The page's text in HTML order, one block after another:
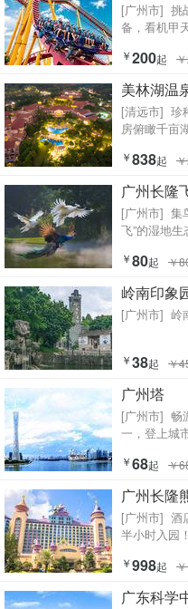
[广州市]
备，看机甲
￥200起
美林湖温
[清远市]
房俯瞰千亩
￥838起
广州长隆
[广州市]
飞”的湿地
￥80起 ￥
岭南印象
[广州市] 岭
￥38起 ￥
广州塔
[广州市]
一，登上城
￥68起 ￥
广州长隆
[广州市]
半小时入园！
￥998起
广东科学